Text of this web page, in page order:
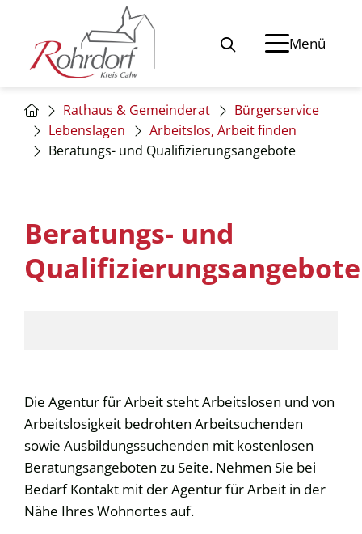
Menü
Rathaus & Gemeinderat
Bürgerservice
Lebenslagen
Arbeitslos, Arbeit finden
Beratungs- und Qualifizierungsangebote
Beratungs- und
Qualifizierungsangebote
Die Agentur für Arbeit steht Arbeitslosen und von
Arbeitslosigkeit bedrohten Arbeitsuchenden
sowie Ausbildungssuchenden mit kostenlosen
Beratungsangeboten zu Seite. Nehmen Sie bei
Bedarf Kontakt mit der Agentur für Arbeit in der
Nähe Ihres Wohnortes auf.